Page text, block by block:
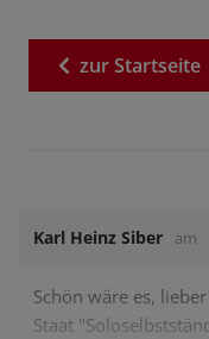
zurStartseite
Karl Heinz Siber am
Schön wäre es,
Staat